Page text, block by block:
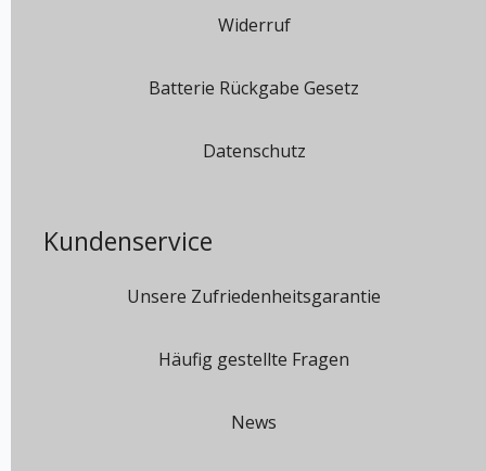
Widerruf
Batterie Rückgabe Gesetz
Datenschutz
Kundenservice
Unsere Zufriedenheitsgarantie
Häufig gestellte Fragen
News